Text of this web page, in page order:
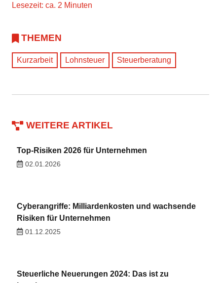
Lesezeit: ca. 2 Minuten
THEMEN
Kurzarbeit Lohnsteuer Steuerberatung
WEITERE ARTIKEL
Top-Risiken 2026 für Unternehmen
02.01.2026
Cyberangriffe: Milliardenkosten und wachsende
Risiken für Unternehmen
01.12.2025
Steuerliche Neuerungen 2024: Das ist zu